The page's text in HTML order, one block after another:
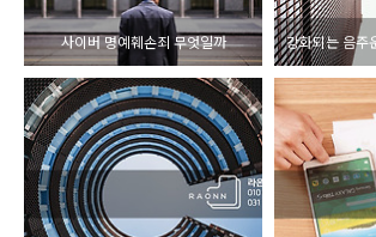
사이버 명예훼손죄 무엇일까